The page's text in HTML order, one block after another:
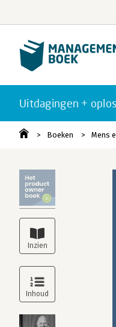
Uitdagingen +
Boeken Mens